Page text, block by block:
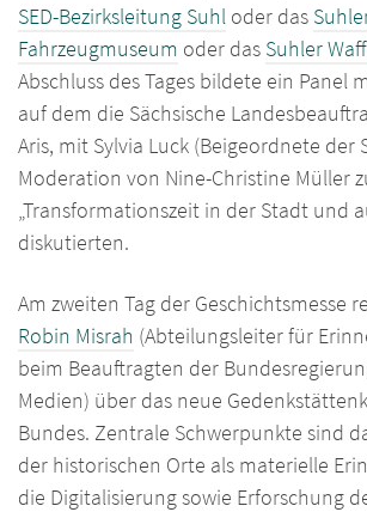
SED-Bezirksleitung Suhl oder das
Fahrzeugmuseum oder das Suhler
Abschluss des Tages bildete ein Panel
auf dem die Sächsische
Aris, mit Sylvia Luck (Beigeordnete der
Moderation von Nine-Christine Müller
„Transformationszeit in der Stadt und
diskutierten.
Am zweiten Tag der Geschichtsmesse
Robin Misrah (Abteilungsleiter für
beim Beauftragten der
Medien) über das neue
Bundes. Zentrale Schwerpunkte sind
der historischen Orte als materielle
die Digitalisierung sowie Erforschung